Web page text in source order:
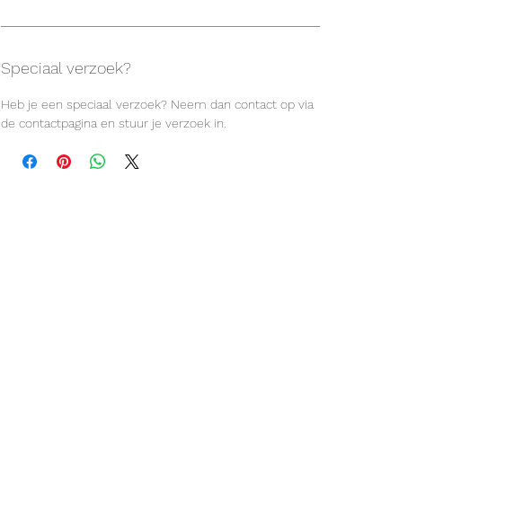
Speciaal verzoek?
Heb je een speciaal verzoek? Neem dan contact op via
de contactpagina en stuur je verzoek in.